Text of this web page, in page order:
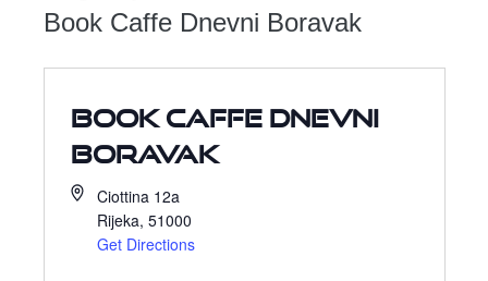
Book Caffe Dnevni Boravak
Book Caffe Dnevni
Boravak
Ciottina 12a
Rijeka, 51000
Get Directions